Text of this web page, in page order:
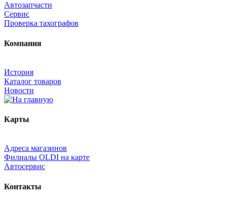
Автозапчасти
Сервис
Проверка тахографов
Компания
История
Каталог товаров
Новости
Карты
Адреса магазинов
Филиалы OLDI на карте
Автосервис
Контакты